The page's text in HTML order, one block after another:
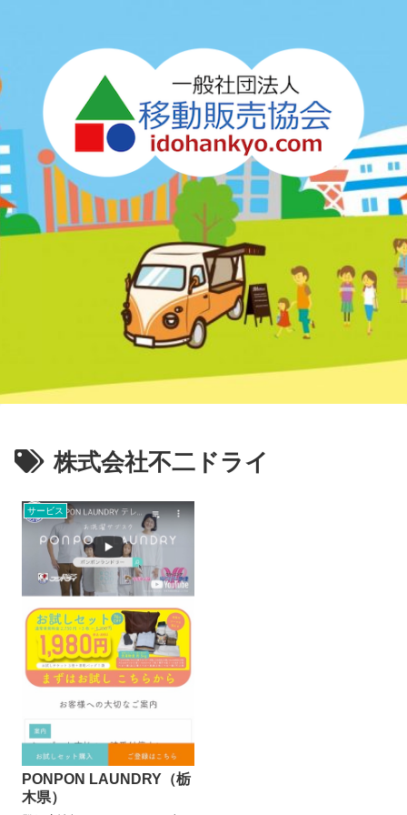
株式会社不二ドライ
サービス
PONPON LAUNDRY（栃
木県）